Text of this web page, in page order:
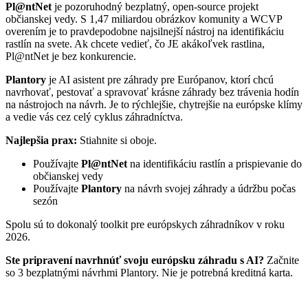
Pl@ntNet je pozoruhodný bezplatný, open-source projekt
občianskej vedy. S 1,47 miliardou obrázkov komunity a WCVP
overením je to pravdepodobne najsilnejší nástroj na identifikáciu
rastlín na svete. Ak chcete vedieť, čo JE akákoľvek rastlina,
Pl@ntNet je bez konkurencie.
Plantory je AI asistent pre záhrady pre Európanov, ktorí chcú
navrhovať, pestovať a spravovať krásne záhrady bez trávenia hodín
na nástrojoch na návrh. Je to rýchlejšie, chytrejšie na európske klímy
a vedie vás cez celý cyklus záhradníctva.
Najlepšia prax: Stiahnite si oboje.
Používajte Pl@ntNet na identifikáciu rastlín a prispievanie do
občianskej vedy
Používajte Plantory na návrh svojej záhrady a údržbu počas
sezón
Spolu sú to dokonalý toolkit pre európskych záhradníkov v roku
2026.
Ste pripravení navrhnúť svoju európsku záhradu s AI? Začnite
so 3 bezplatnými návrhmi Plantory. Nie je potrebná kreditná karta.